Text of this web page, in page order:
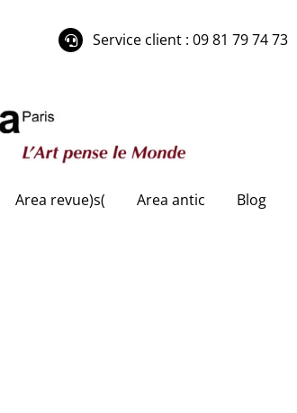
Service client : 09 81 79 74 73
Area revue)s( Area antic Blog